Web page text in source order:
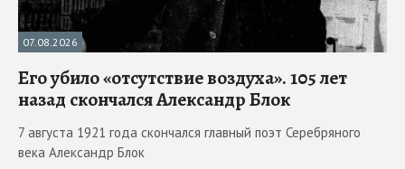
07.08.2026
Его убило «отсутствие воздуха». 105 лет
назад скончался Александр Блок
7 августа 1921 года скончался главный поэт Серебряного
века Александр Блок